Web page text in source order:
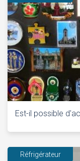
Est-il possible
Réfrigérateur